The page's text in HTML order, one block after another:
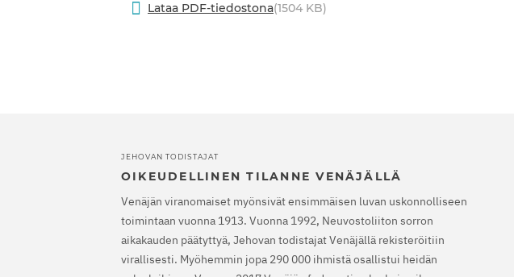
Lataa PDF-tiedostona(1504 KB)
JEHOVAN TODISTAJAT
OIKEUDELLINEN TILANNE VENÄJÄLLÄ
Venäjän viranomaiset myönsivät ensimmäisen luvan uskonnolliseen
toimintaan vuonna 1913. Vuonna 1992, Neuvostoliiton sorron
aikakauden päätyttyä, Jehovan todistajat Venäjällä rekisteröitiin
virallisesti. Myöhemmin jopa 290 000 ihmistä osallistui heidän